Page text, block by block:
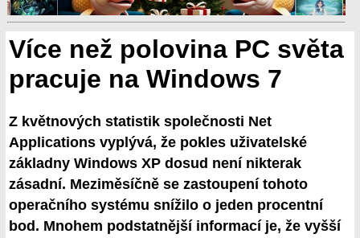
Více než polovina PC světa
pracuje na Windows 7
Z květnových statistik společnosti Net
Applications vyplývá, že pokles uživatelské
základny Windows XP dosud není nikterak
zásadní. Meziměsíčně se zastoupení tohoto
operačního systému snížilo o jeden procentní
bod. Mnohem podstatnější informací je, že vyšší